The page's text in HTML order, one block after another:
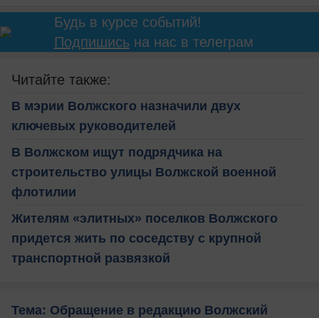
Будь в курсе событий!
Подпишисьна нас в телеграм
Читайте также:
В мэрии Волжского назначили двух
ключевых руководителей
В Волжском ищут подрядчика на
строительство улицы Волжской военной
флотилии
Жителям «элитных» поселков Волжского
придется жить по соседству с крупной
транспортной развязкой
Тема: Обращение в редакцию Волжский